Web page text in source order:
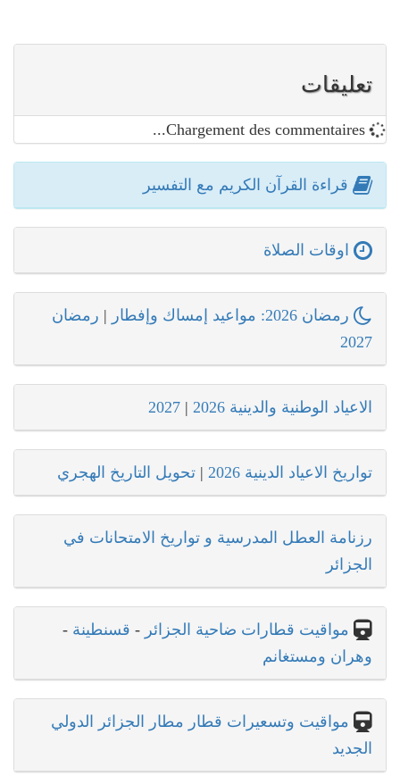
تعليقات
Chargement des commentaires...
قراءة القرآن الكريم مع التفسير
اوقات الصلاة
رمضان 2026: مواعيد إمساك وإفطار | رمضان
2027
الاعياد الوطنية والدينية 2026 |
2027
تواريخ الاعياد الدينية 2026 | تحويل التاريخ الهجري
رزنامة العطل المدرسية و تواريخ الامتحانات في
الجزائر
مواقيت قطارات ضاحية الجزائر - قسنطينة -
وهران ومستغانم
مواقيت وتسعيرات قطار مطار الجزائر الدولي
الجديد